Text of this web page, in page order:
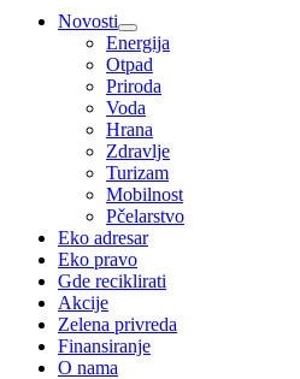
Novosti
Energija
Otpad
Priroda
Voda
Hrana
Zdravlje
Turizam
Mobilnost
Pčelarstvo
Eko adresar
Eko pravo
Gde reciklirati
Akcije
Zelena privreda
Finansiranje
O nama